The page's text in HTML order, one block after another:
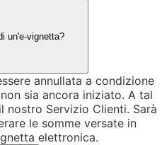
un'e-vignetta?
annullata a condizione
sia ancora iniziato. A tal
nostro Servizio Clienti. Sarà
le somme versate in
elettronica.